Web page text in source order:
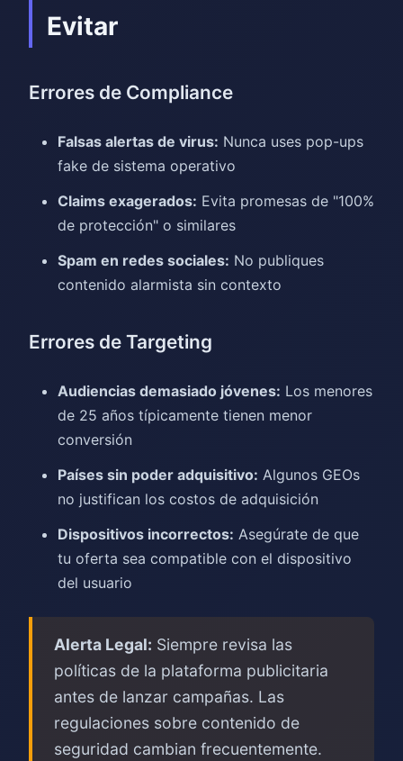
Evitar
Errores de Compliance
Falsas alertas de virus: Nunca uses pop-ups
fake de sistema operativo
Claims exagerados: Evita promesas de "100%
de protección" o similares
Spam en redes sociales: No publiques
contenido alarmista sin contexto
Errores de Targeting
Audiencias demasiado jóvenes: Los menores
de 25 años típicamente tienen menor
conversión
Países sin poder adquisitivo: Algunos GEOs
no justifican los costos de adquisición
Dispositivos incorrectos: Asegúrate de que
tu oferta sea compatible con el dispositivo
del usuario
Alerta Legal: Siempre revisa las
políticas de la plataforma publicitaria
antes de lanzar campañas. Las
regulaciones sobre contenido de
seguridad cambian frecuentemente.